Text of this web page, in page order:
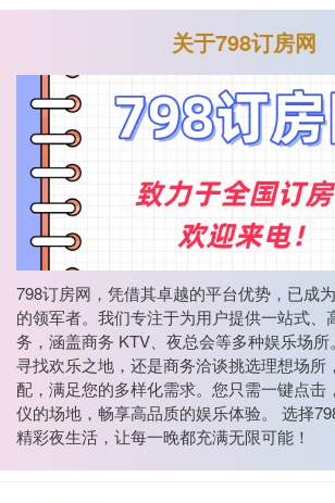
关于798订房网
798订房网，凭借其卓越的平台优势，已成
的领军者。我们专注于为用户提供一站式、
务，涵盖商务 KTV、夜总会等多种娱乐场
寻找欢乐之地，还是商务洽谈挑选理想场所
配，满足您的多样化需求。您只需一键点击
仪的场地，畅享高品质的娱乐体验。 选择
精彩夜生活，让每一晚都充满无限可能！